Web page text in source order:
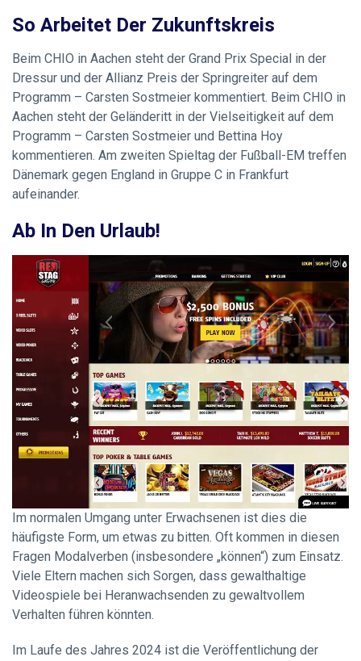
So Arbeitet Der Zukunftskreis
Beim CHIO in Aachen steht der Grand Prix Special in der
Dressur und der Allianz Preis der Springreiter auf dem
Programm – Carsten Sostmeier kommentiert. Beim CHIO in
Aachen steht der Geländeritt in der Vielseitigkeit auf dem
Programm – Carsten Sostmeier und Bettina Hoy
kommentieren. Am zweiten Spieltag der Fußball-EM treffen
Dänemark gegen England in Gruppe C in Frankfurt
aufeinander.
Ab In Den Urlaub!
Im normalen Umgang unter Erwachsenen ist dies die
häufigste Form, um etwas zu bitten. Oft kommen in diesen
Fragen Modalverben (insbesondere „können“) zum Einsatz.
Viele Eltern machen sich Sorgen, dass gewalthaltige
Videospiele bei Heranwachsenden zu gewaltvollem
Verhalten führen könnten.
Im Laufe des Jahres 2024 ist die Veröffentlichung der